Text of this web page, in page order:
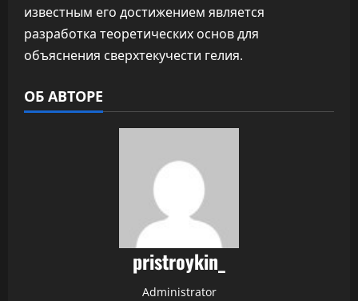
известным его достижением является
разработка теоретических основ для
объяснения сверхтекучести гелия.
ОБ АВТОРЕ
pristroykin_
Administrator